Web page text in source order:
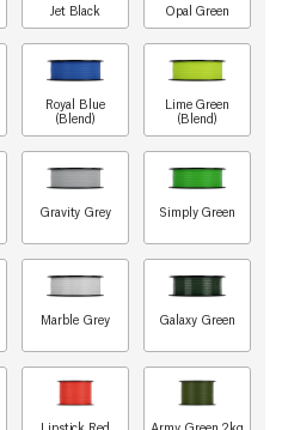
Jet Black Opal Green
Royal Blue
(Blend)
Lime Green
(Blend)
Gravity Grey Simply Green
Marble Grey Galaxy Green